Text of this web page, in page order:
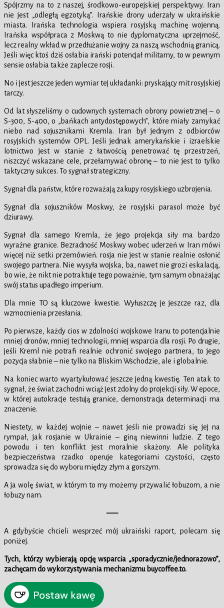
Spójrzmy na to z naszej, środkowo-europejskiej perspektywy. Iran
nie jest „odległą egzotyką”. Irańskie drony uderzały w ukraińskie
miasta. Irańska technologia wspiera rosyjską machinę wojenną.
Irańska współpraca z Moskwą to nie dyplomatyczna uprzejmość,
lecz realny wkład w przedłużanie wojny za naszą wschodnią granicą.
Jeśli więc ktoś dziś osłabia irański potencjał militarny, to w pewnym
sensie osłabia także zaplecze rosji.
No i jest jeszcze jeden wymiar tej układanki: pryskający mit rosyjskiej
tarczy.
Od lat słyszeliśmy o cudownych systemach obrony powietrznej – o
S-300, S-400, o „bańkach antydostępowych”, które miały zamykać
niebo nad sojusznikami Kremla. Iran był jednym z odbiorców
rosyjskich systemów OPL. Jeśli jednak amerykańskie i izraelskie
lotnictwo jest w stanie z łatwością penetrować tę przestrzeń,
niszczyć wskazane cele, przełamywać obronę – to nie jest to tylko
taktyczny sukces. To sygnał strategiczny.
Sygnał dla państw, które rozważają zakupy rosyjskiego uzbrojenia.
Sygnał dla sojuszników Moskwy, że rosyjski parasol może być
dziurawy.
Sygnał dla samego Kremla, że jego projekcja siły ma bardzo
wyraźne granice. Bezradność Moskwy wobec uderzeń w Iran mówi
więcej niż setki przemówień. rosja nie jest w stanie realnie osłonić
swojego partnera. Nie wysyła wojska, ba, nawet nie grozi eskalacją,
bo wie, że nikt nie potraktuje tego poważnie, tym samym obnażając
swój status upadłego imperium.
Dla mnie TO są kluczowe kwestie. Wyłuszczę je jeszcze raz, dla
wzmocnienia przesłania.
Po pierwsze, każdy cios w zdolności wojskowe Iranu to potencjalnie
mniej dronów, mniej technologii, mniej wsparcia dla rosji. Po drugie,
jeśli Kreml nie potrafi realnie ochronić swojego partnera, to jego
pozycja słabnie – nie tylko na Bliskim Wschodzie, ale i globalnie.
Na koniec warto wyartykułować jeszcze jedną kwestię. Ten atak to
sygnał, że świat zachodni wciąż jest zdolny do projekcji siły. W epoce,
w której autokracje testują granice, demonstracja determinacji ma
znaczenie.
Niestety, w każdej wojnie – nawet jeśli nie prowadzi się jej na
rympał, jak rosjanie w Ukrainie – giną niewinni ludzie. Z tego
powodu i ten konflikt jest moralnie skażony. Ale polityka
bezpieczeństwa rzadko operuje kategoriami czystości, często
sprowadza się do wyboru między złym a gorszym.
A ja wolę świat, w którym to my możemy przywalić łobuzom, a nie
łobuzy nam.
—–
A gdybyście chcieli wesprzeć mój ukraiński raport, polecam się
poniżej.
Tych, którzy wybierają opcję wsparcia „sporadycznie/jednorazowo”,
zachęcam do wykorzystywania mechanizmu buycoffee.to.